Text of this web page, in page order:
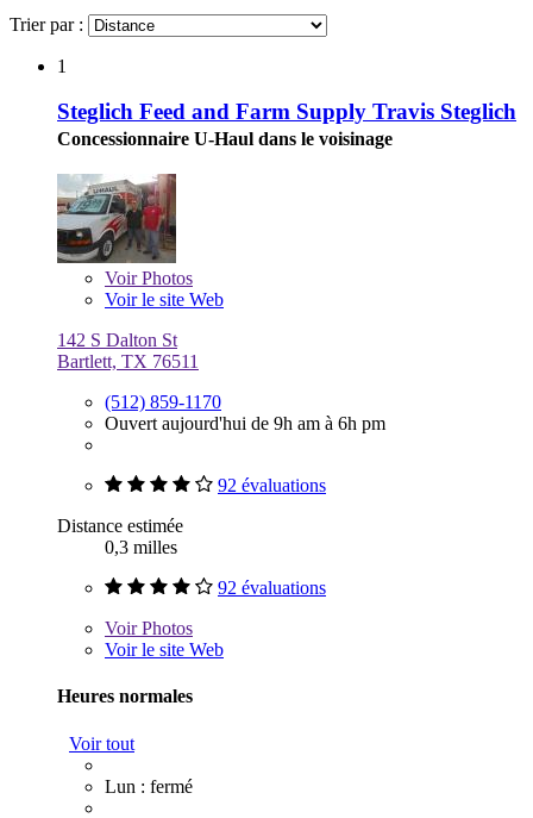
Trier par :
1
Steglich Feed and Farm Supply Travis Steglich
Concessionnaire U-Haul dans le voisinage
VoirPhotos
Voir le site Web
142 S Dalton St
Bartlett, TX 76511
(512) 859-1170
Ouvert aujourd'hui de 9h am à 6h pm
92 évaluations
Distance estimée
0,3 milles
92 évaluations
VoirPhotos
Voir le site Web
Heures normales
Voir tout
Lun : fermé